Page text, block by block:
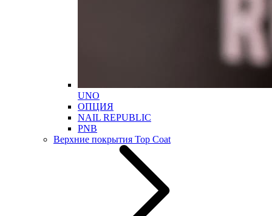
UNO
ОПЦИЯ
NAIL REPUBLIC
PNB
Верхние покрытия Top Coat